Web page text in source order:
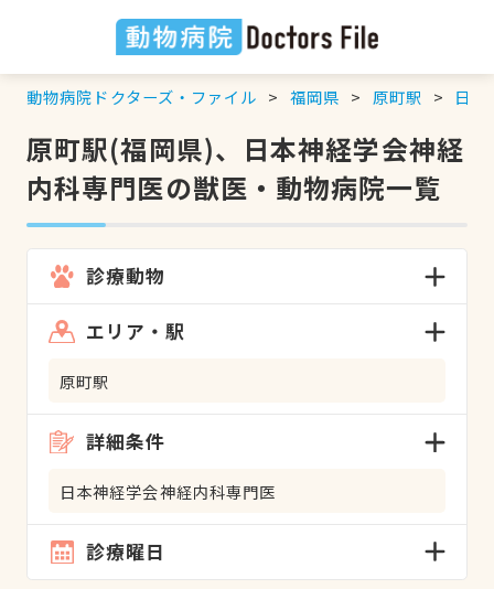
動物病院ドクターズ・ファイル 福岡県 原町駅 日本
原町駅(福岡県)、日本神経学会神経
内科専門医の獣医・動物病院一覧
診療動物
エリア・駅
原町駅
詳細条件
日本神経学会神経内科専門医
診療曜日